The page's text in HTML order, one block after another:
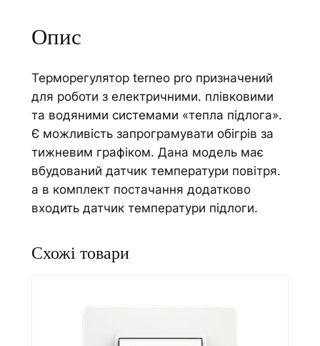
л
я
о
р
t
e
r
n
e
o
r
v
e
Опис
Терморегулятор terneo pro призначений
для роботи з електричними. плівковими
та водяними системами «тепла підлога».
Є можливість запрограмувати обігрів за
тижневим графіком. Дана модель має
вбудований датчик температури повітря.
а в комплект постачання додатково
входить датчик температури підлоги.